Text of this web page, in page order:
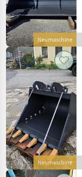
Neumaschine
Neumaschine